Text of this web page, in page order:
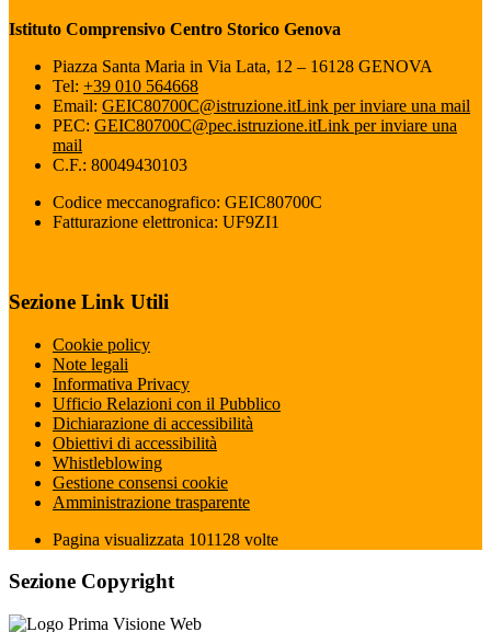
Istituto Comprensivo Centro Storico Genova
Piazza Santa Maria in Via Lata, 12 – 16128 GENOVA
Tel: +39 010 564668
Email: GEIC80700C@istruzione.itLink per inviare una mail
PEC: GEIC80700C@pec.istruzione.itLink per inviare una
mail
C.F.: 80049430103
Codice meccanografico: GEIC80700C
Fatturazione elettronica: UF9ZI1
Sezione Link Utili
Cookie policy
Note legali
Informativa Privacy
Ufficio Relazioni con il Pubblico
Dichiarazione di accessibilità
Obiettivi di accessibilità
Whistleblowing
Gestione consensi cookie
Amministrazione trasparente
Pagina visualizzata 101128 volte
Sezione Copyright